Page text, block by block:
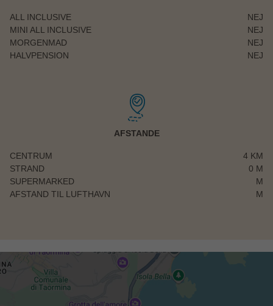
ALL INCLUSIVE
NEJ
MINI ALL INCLUSIVE
NEJ
MORGENMAD
NEJ
HALVPENSION
NEJ
AFSTANDE
CENTRUM
4 KM
STRAND
0 M
SUPERMARKED
M
AFSTAND TIL LUFTHAVN
M